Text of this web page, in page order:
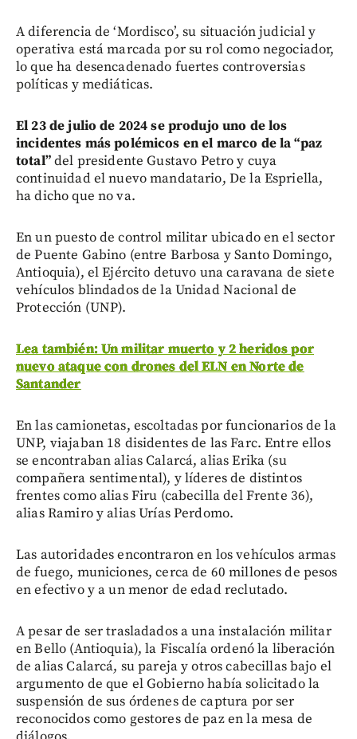
A diferencia de ‘Mordisco’, su situación judicial y
operativa está marcada por su rol como negociador,
lo que ha desencadenado fuertes controversias
políticas y mediáticas.
El 23 de julio de 2024 se produjo uno de los
incidentes más polémicos en el marco de la “paz
total”del presidente Gustavo Petro y cuya
continuidad el nuevo mandatario, De la Espriella,
ha dicho que no va.
En un puesto de control militar ubicado en el sector
de Puente Gabino (entre Barbosa y Santo Domingo,
Antioquia), el Ejército detuvo una caravana de siete
vehículos blindados de la Unidad Nacional de
Protección (UNP).
Lea también: Un militar muerto y 2 heridos por
nuevo ataque con drones del ELN en Norte de
Santander
En las camionetas, escoltadas por funcionarios de la
UNP, viajaban 18 disidentes de las Farc. Entre ellos
se encontraban alias Calarcá, alias Erika (su
compañera sentimental), y líderes de distintos
frentes como alias Firu (cabecilla del Frente 36),
alias Ramiro y alias Urías Perdomo.
Las autoridades encontraron en los vehículos armas
de fuego, municiones, cerca de 60 millones de pesos
en efectivo y a un menor de edad reclutado.
A pesar de ser trasladados a una instalación militar
en Bello (Antioquia), la Fiscalía ordenó la liberación
de alias Calarcá, su pareja y otros cabecillas bajo el
argumento de que el Gobierno había solicitado la
suspensión de sus órdenes de captura por ser
reconocidos como gestores de paz en la mesa de